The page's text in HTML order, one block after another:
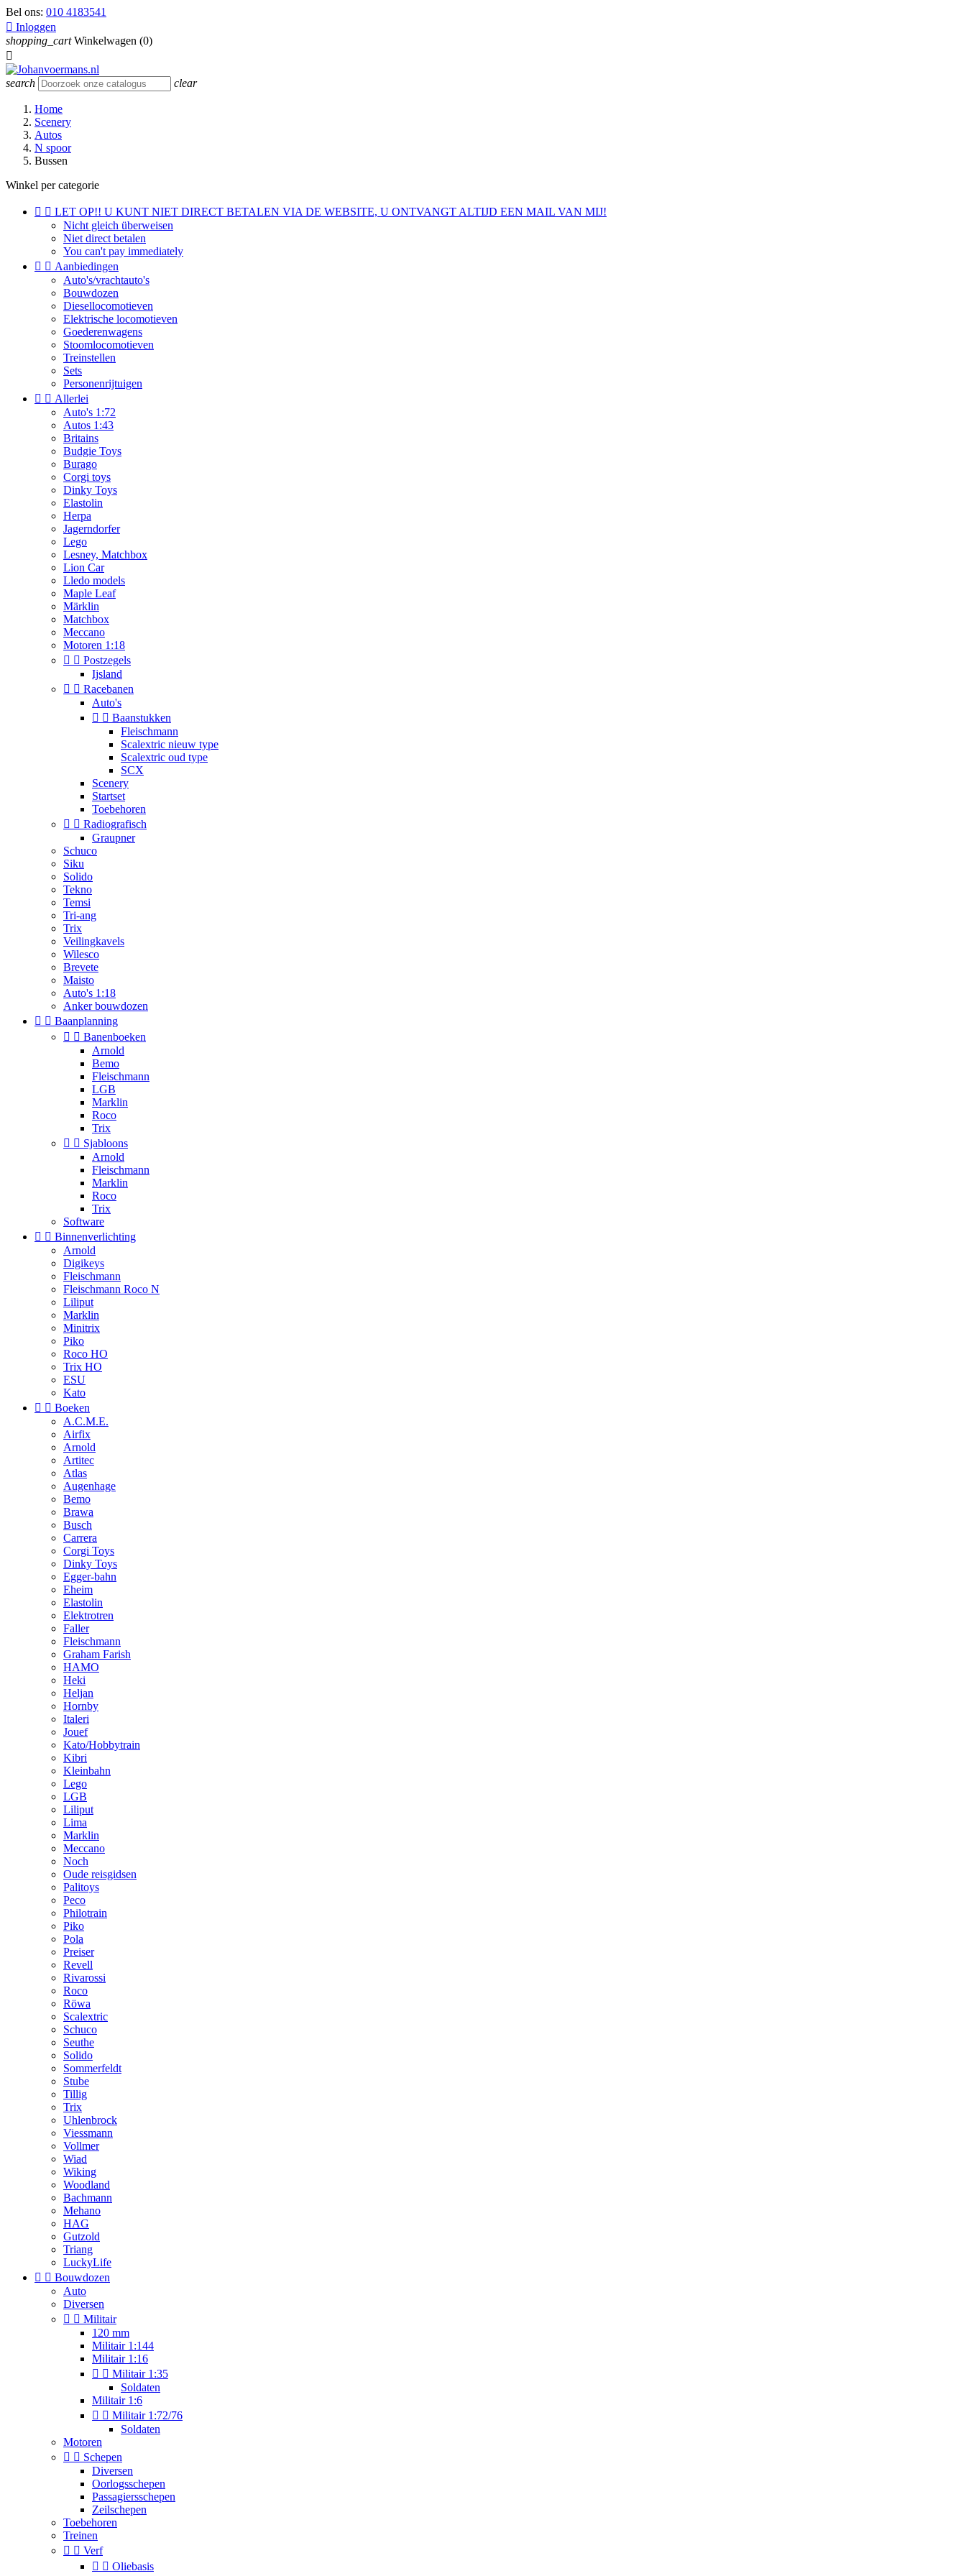
Bel ons: 010 4183541
 Inloggen
shopping_cart Winkelwagen (0)

search clear
Home
Scenery
Autos
N spoor
Bussen
Winkel per categorie
  LET OP!! U KUNT NIET DIRECT BETALEN VIA DE WEBSITE, U ONTVANGT ALTIJD EEN MAIL VAN MIJ!
Nicht gleich überweisen
Niet direct betalen
You can't pay immediately
  Aanbiedingen
Auto's/vrachtauto's
Bouwdozen
Diesellocomotieven
Elektrische locomotieven
Goederenwagens
Stoomlocomotieven
Treinstellen
Sets
Personenrijtuigen
  Allerlei
Auto's 1:72
Autos 1:43
Britains
Budgie Toys
Burago
Corgi toys
Dinky Toys
Elastolin
Herpa
Jagerndorfer
Lego
Lesney, Matchbox
Lion Car
Lledo models
Maple Leaf
Märklin
Matchbox
Meccano
Motoren 1:18
  Postzegels
Ijsland
  Racebanen
Auto's
  Baanstukken
Fleischmann
Scalextric nieuw type
Scalextric oud type
SCX
Scenery
Startset
Toebehoren
  Radiografisch
Graupner
Schuco
Siku
Solido
Tekno
Temsi
Tri-ang
Trix
Veilingkavels
Wilesco
Brevete
Maisto
Auto's 1:18
Anker bouwdozen
  Baanplanning
  Banenboeken
Arnold
Bemo
Fleischmann
LGB
Marklin
Roco
Trix
  Sjabloons
Arnold
Fleischmann
Marklin
Roco
Trix
Software
  Binnenverlichting
Arnold
Digikeys
Fleischmann
Fleischmann Roco N
Liliput
Marklin
Minitrix
Piko
Roco HO
Trix HO
ESU
Kato
  Boeken
A.C.M.E.
Airfix
Arnold
Artitec
Atlas
Augenhage
Bemo
Brawa
Busch
Carrera
Corgi Toys
Dinky Toys
Egger-bahn
Eheim
Elastolin
Elektrotren
Faller
Fleischmann
Graham Farish
HAMO
Heki
Heljan
Hornby
Italeri
Jouef
Kato/Hobbytrain
Kibri
Kleinbahn
Lego
LGB
Liliput
Lima
Marklin
Meccano
Noch
Oude reisgidsen
Palitoys
Peco
Philotrain
Piko
Pola
Preiser
Revell
Rivarossi
Roco
Röwa
Scalextric
Schuco
Seuthe
Solido
Sommerfeldt
Stube
Tillig
Trix
Uhlenbrock
Viessmann
Vollmer
Wiad
Wiking
Woodland
Bachmann
Mehano
HAG
Gutzold
Triang
LuckyLife
  Bouwdozen
Auto
Diversen
  Militair
120 mm
Militair 1:144
Militair 1:16
  Militair 1:35
Soldaten
Militair 1:6
  Militair 1:72/76
Soldaten
Motoren
  Schepen
Diversen
Oorlogsschepen
Passagiersschepen
Zeilschepen
Toebehoren
Treinen
  Verf
  Oliebasis